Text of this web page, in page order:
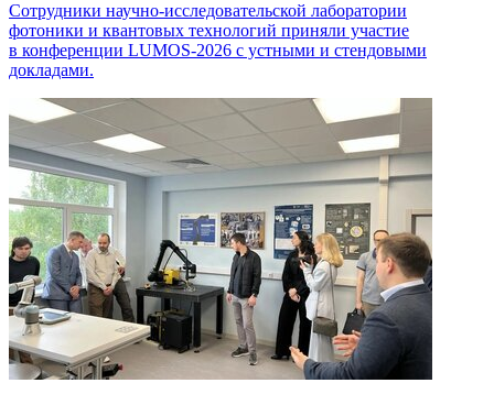
Сотрудники научно-исследовательской лаборатории
фотоники и квантовых технологий приняли участие
в конференции LUMOS-2026 с устными и стендовыми
докладами.